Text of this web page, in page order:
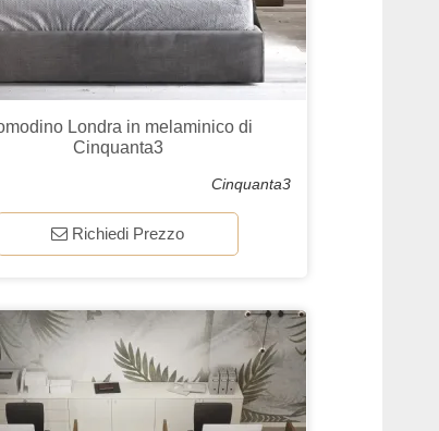
Londra in melaminico di
Cinquanta3
Cinquanta3
Richiedi Prezzo